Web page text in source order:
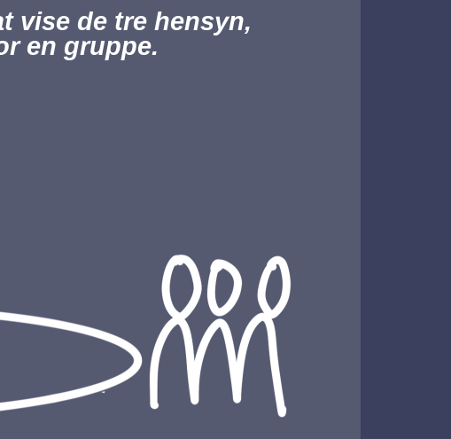
vise de tre hensyn,
en gruppe.